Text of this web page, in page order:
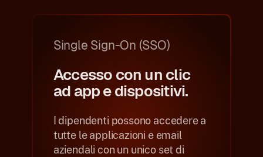
Single Sign-On (SSO)
Accesso con un clic
ad app e dispositivi.
I dipendenti possono accedere a
tutte le applicazioni e email
aziendali con un unico set di